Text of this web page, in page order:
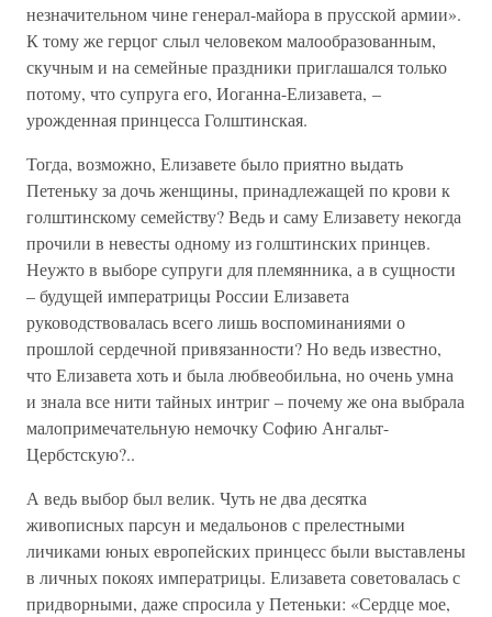
незначительном чине генерал-майора в прусской армии».
К тому же герцог слыл человеком малообразованным,
скучным и на семейные праздники приглашался только
потому, что супруга его, Иоганна-Елизавета, –
урожденная принцесса Голштинская.
Тогда, возможно, Елизавете было приятно выдать
Петеньку за дочь женщины, принадлежащей по крови к
голштинскому семейству? Ведь и саму Елизавету некогда
прочили в невесты одному из голштинских принцев.
Неужто в выборе супруги для племянника, а в сущности
– будущей императрицы России Елизавета
руководствовалась всего лишь воспоминаниями о
прошлой сердечной привязанности? Но ведь известно,
что Елизавета хоть и была любвеобильна, но очень умна
и знала все нити тайных интриг – почему же она выбрала
малопримечательную немочку Софию Ангальт-
Цербстскую?..
А ведь выбор был велик. Чуть не два десятка
живописных парсун и медальонов с прелестными
личиками юных европейских принцесс были выставлены
в личных покоях императрицы. Елизавета советовалась с
придворными, даже спросила у Петеньки: «Сердце мое,